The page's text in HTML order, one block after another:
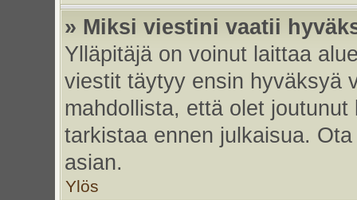
» Miksi viestini vaatii
Ylläpitäjä on voinut laittaa
viestit täytyy ensin hyväksyä
mahdollista, että olet
tarkistaa ennen julkaisua.
asian.
Ylös